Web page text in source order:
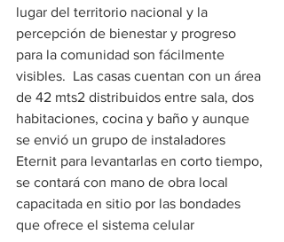
lugar del territorio nacional y la
percepción de bienestar y progreso
para la comunidad son fácilmente
visibles.  Las casas cuentan con un área
de 42 mts2 distribuidos entre sala, dos
habitaciones, cocina y baño y aunque
se envió un grupo de instaladores
Eternit para levantarlas en corto tiempo,
se contará con mano de obra local
capacitada en sitio por las bondades
que ofrece el sistema celular